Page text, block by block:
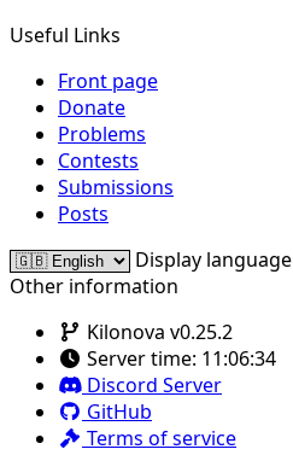
Useful Links
Front page
Donate
Problems
Contests
Submissions
Posts
Display language
Other information
Kilonova v0.25.2
Server time: 11:06:34
Discord Server
GitHub
Terms of service